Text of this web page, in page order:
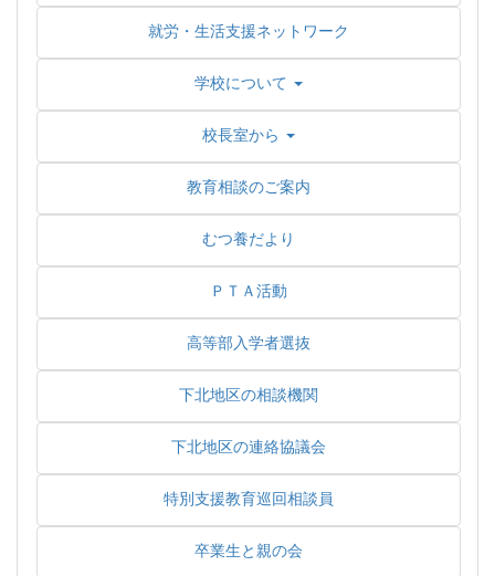
就労・生活支援ネットワーク
学校について
校長室から
教育相談のご案内
むつ養だより
ＰＴＡ活動
高等部入学者選抜
下北地区の相談機関
下北地区の連絡協議会
特別支援教育巡回相談員
卒業生と親の会